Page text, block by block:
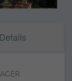
Details